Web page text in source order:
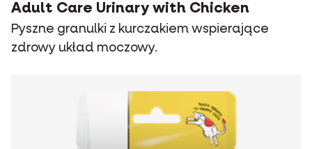
Adult Care Urinary with Chicken
Pyszne granulki z kurczakiem wspierające
zdrowy układ moczowy.